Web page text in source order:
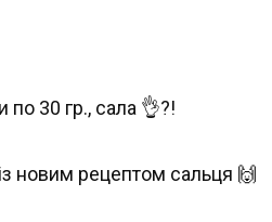
по 30 гр., сала 👌?!
новим рецептом сальця 🙌